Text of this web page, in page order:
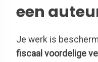
een
Je werk is
fiscaal voordelige